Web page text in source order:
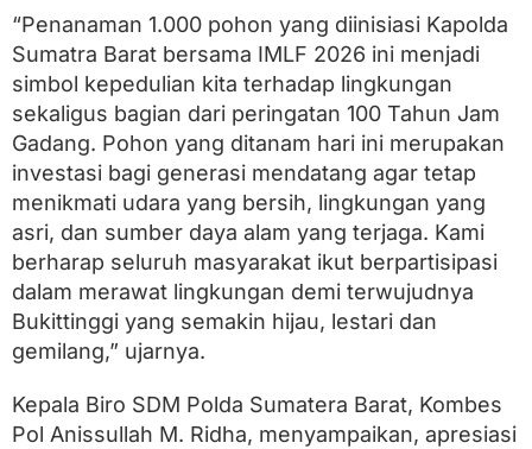
o
k
B
u
k
i
t
i
n
g
g
i
“Penanaman 1.000 pohon yang diinisiasi Kapolda
Sumatra Barat bersama IMLF 2026 ini menjadi
simbol kepedulian kita terhadap lingkungan
sekaligus bagian dari peringatan 100 Tahun Jam
Gadang. Pohon yang ditanam hari ini merupakan
investasi bagi generasi mendatang agar tetap
menikmati udara yang bersih, lingkungan yang
asri, dan sumber daya alam yang terjaga. Kami
berharap seluruh masyarakat ikut berpartisipasi
dalam merawat lingkungan demi terwujudnya
Bukittinggi yang semakin hijau, lestari dan
gemilang,” ujarnya.
Kepala Biro SDM Polda Sumatera Barat, Kombes
Pol Anissullah M. Ridha, menyampaikan, apresiasi